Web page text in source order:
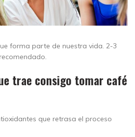
forma parte de nuestra vida. 2-3
trae consigo tomar café
que retrasa el proceso